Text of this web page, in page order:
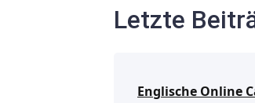
Letzte
Englische Online